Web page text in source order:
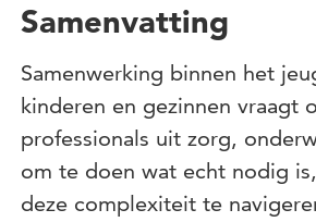
Samenvatting
Samenwerking binnen het
kinderen en gezinnen vraagt
professionals uit zorg,
om te doen wat echt nodig
deze complexiteit te